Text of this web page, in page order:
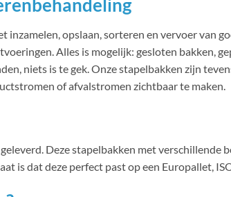
opslaan, sorteren en vervoer van
Alles is mogelijk: gesloten bakken,
niets is te gek. Onze stapelbakken zijn
of afvalstromen zichtbaar te maken.
Deze stapelbakken met verschillende
is dat deze perfect past op een Europallet,